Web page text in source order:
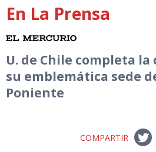
En La Prensa
U. de Chile completa
su emblemática sede
Poniente
COMPARTIR